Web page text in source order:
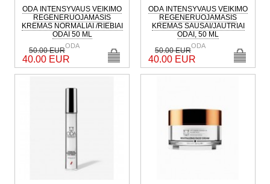
ODA INTENSYVAUS VEIKIMO
REGENERUOJAMASIS
KREMAS NORMALIAI /RIEBIAI
ODAI 50 ML
ODA
50.00 EUR
40.00 EUR
ODA INTENSYVAUS VEIKIMO
REGENERUOJAMASIS
KREMAS SAUSAI/JAUTRIAI
ODAI, 50 ML
ODA
50.00 EUR
40.00 EUR